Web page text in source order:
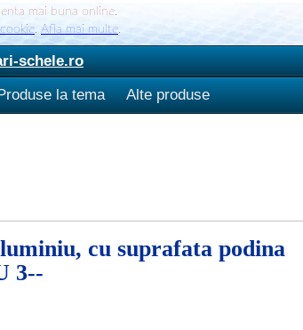
mai buna online.
. Afla mai multe.
schele.ro
la tema Alte produse
cu suprafata podina
3--